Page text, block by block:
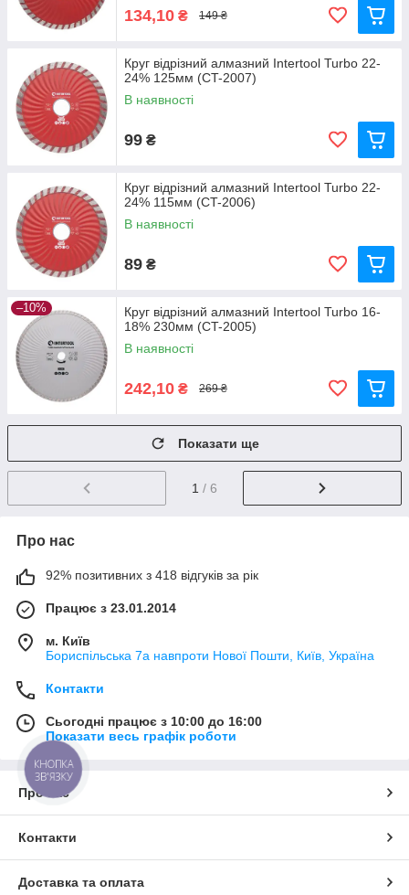
134,10 ₴ 149 ₴
Круг відрізний алмазний Intertool Turbo 22-
24% 125мм (CT-2007)
В наявності
99 ₴
Круг відрізний алмазний Intertool Turbo 22-
24% 115мм (CT-2006)
В наявності
89 ₴
–10%
Круг відрізний алмазний Intertool Turbo 16-
18% 230мм (CT-2005)
В наявності
242,10 ₴ 269 ₴
Показати ще
1 / 6
Про нас
92% позитивних з 418 відгуків за рік
Працює з 23.01.2014
м. Київ
Бориспільська 7а навпроти Нової Пошти, Київ, Україна
Контакти
Сьогодні працює з 10:00 до 16:00
Показати весь графік роботи
Про нас
Контакти
Доставка та оплата
КНОПКА
ЗВ'ЯЗКУ